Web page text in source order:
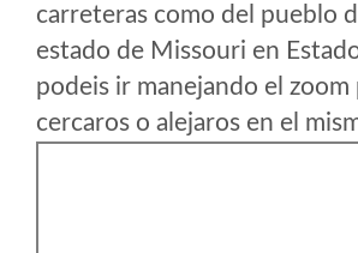
carreteras como del pueblo
estado de Missouri en
podeis ir manejando el zoom
cercaros o alejaros en el